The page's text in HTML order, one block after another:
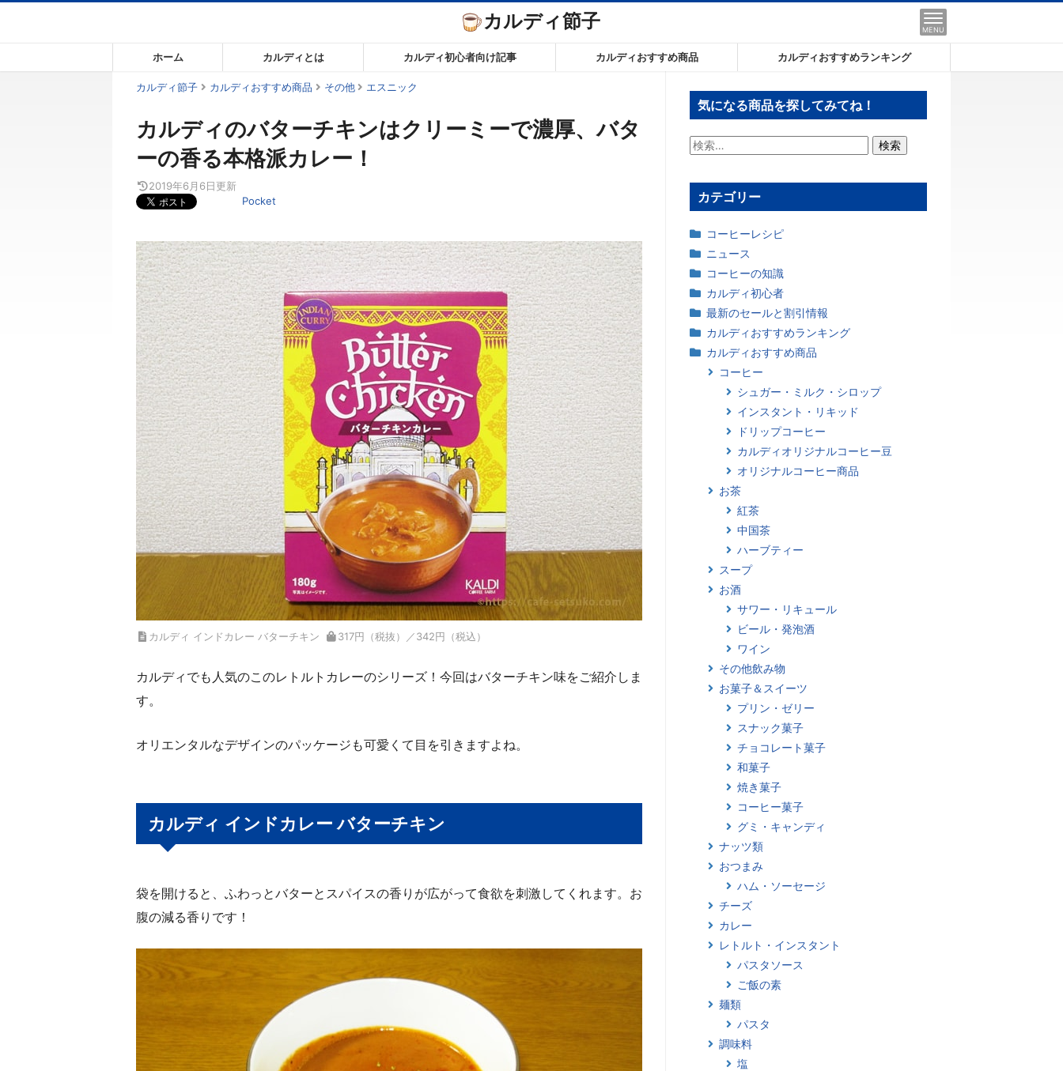
ン
カルディ節子 MENU
ホーム カルディとは カルディ初心者向け記事 カルディおすすめ商品 カルディおすすめランキング
カルディ節子 カルディおすすめ商品 その他 エスニック
カルディのバターチキンはクリーミーで濃厚、バタ
ーの香る本格派カレー！
2019年6月6日更新
Pocket
カルディ インドカレー バターチキン 317円（税抜）／342円（税込）
カルディでも人気のこのレトルトカレーのシリーズ！今回はバターチキン味をご紹介しま
す。
オリエンタルなデザインのパッケージも可愛くて目を引きますよね。
カルディ インドカレー バターチキン
袋を開けると、ふわっとバターとスパイスの香りが広がって食欲を刺激してくれます。お
腹の減る香りです！
気になる商品を探してみてね！
検
カテゴリー
コーヒーレシピ
ニュース
コーヒーの知識
カルディ初心者
最新のセールと割引情報
カルディおすすめランキング
カルディおすすめ商品
コーヒー
シュガー・ミルク・シロップ
インスタント・リキッド
ドリップコーヒー
カルディオリジナルコーヒー豆
オリジナルコーヒー商品
お茶
紅茶
中国茶
ハーブティー
スープ
お酒
サワー・リキュール
ビール・発泡酒
ワイン
その他飲み物
お菓子＆スイーツ
プリン・ゼリー
スナック菓子
チョコレート菓子
和菓子
焼き菓子
コーヒー菓子
グミ・キャンディ
ナッツ類
おつまみ
ハム・ソーセージ
チーズ
カレー
レトルト・インスタント
パスタソース
ご飯の素
麺類
パスタ
調味料
塩